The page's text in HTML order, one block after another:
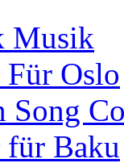
Musik
Für Oslo
Song
für Baku